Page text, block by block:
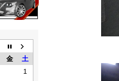
金
土
1